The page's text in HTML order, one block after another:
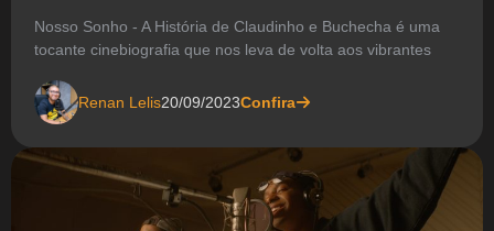
Nosso Sonho - A História de Claudinho e Buchecha é uma
tocante cinebiografia que nos leva de volta aos vibrantes
Renan Lelis20/09/2023Confira